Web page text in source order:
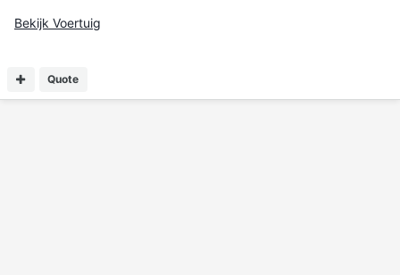
Bekijk Voertuig
Quote